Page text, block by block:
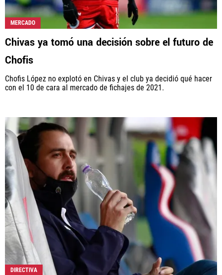
MERCADO
Chivas ya tomó una decisión sobre el futuro de
Chofis
Chofis López no explotó en Chivas y el club ya decidió qué hacer
con el 10 de cara al mercado de fichajes de 2021.
DIRECTIVA